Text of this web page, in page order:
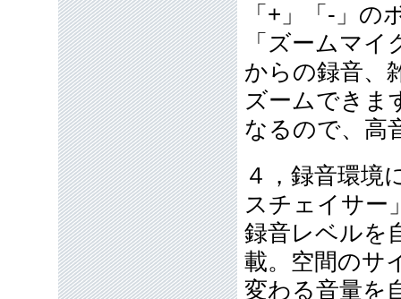
「+」「-」
「ズームマ
からの録音、
ズームできま
なるので、高
４，録音環境
スチェイサー
録音レベルを
載。空間のサ
変わる音量を